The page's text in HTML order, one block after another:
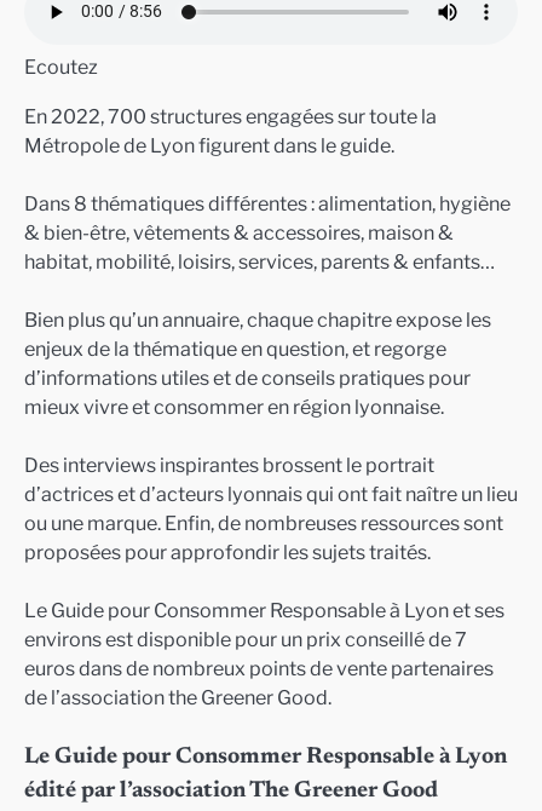
Ecoutez
En 2022, 700 structures engagées sur toute la
Métropole de Lyon figurent dans le guide.
Dans 8 thématiques différentes : alimentation, hygiène
& bien-être, vêtements & accessoires, maison &
habitat, mobilité, loisirs, services, parents & enfants…
Bien plus qu’un annuaire, chaque chapitre expose les
enjeux de la thématique en question, et regorge
d’informations utiles et de conseils pratiques pour
mieux vivre et consommer en région lyonnaise.
Des interviews inspirantes brossent le portrait
d’actrices et d’acteurs lyonnais qui ont fait naître un lieu
ou une marque. Enfin, de nombreuses ressources sont
proposées pour approfondir les sujets traités.
Le Guide pour Consommer Responsable à Lyon et ses
environs est disponible pour un prix conseillé de 7
euros dans de nombreux points de vente partenaires
de l’association the Greener Good.
Le Guide pour Consommer Responsable à Lyon
édité par l’association The Greener Good